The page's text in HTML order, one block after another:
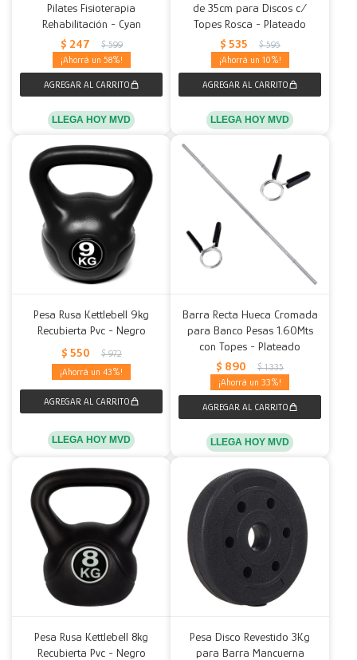
Pilates Fisioterapia
Rehabilitación - Cyan
$ 247 $ 599
58
LLEGA HOY MVD
de 35cm para Discos c/
Topes Rosca - Plateado
$ 535 $ 595
10
LLEGA HOY MVD
Pesa Rusa Kettlebell 9kg
Recubierta Pvc - Negro
$ 550 $ 972
43
LLEGA HOY MVD
Barra Recta Hueca Cromada
para Banco Pesas 1.60Mts
con Topes - Plateado
$ 890 $ 1.335
33
LLEGA HOY MVD
Pesa Rusa Kettlebell 8kg
Recubierta Pvc - Negro
Pesa Disco Revestido 3Kg
para Barra Mancuerna